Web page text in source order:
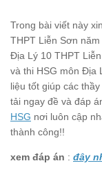
Trong bài viết này
THPT Liễn Sơn
Địa Lý 10 THPT
và thi HSG môn Địa
liệu tốt giúp các
tải ngay đề và đáp
HSG nơi luôn cập
thành công!!
xem đáp án : đây